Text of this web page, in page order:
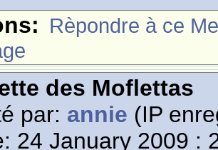
Rèpondre à ce
des Moflettas
par: annie (IP
24 January 2009 :